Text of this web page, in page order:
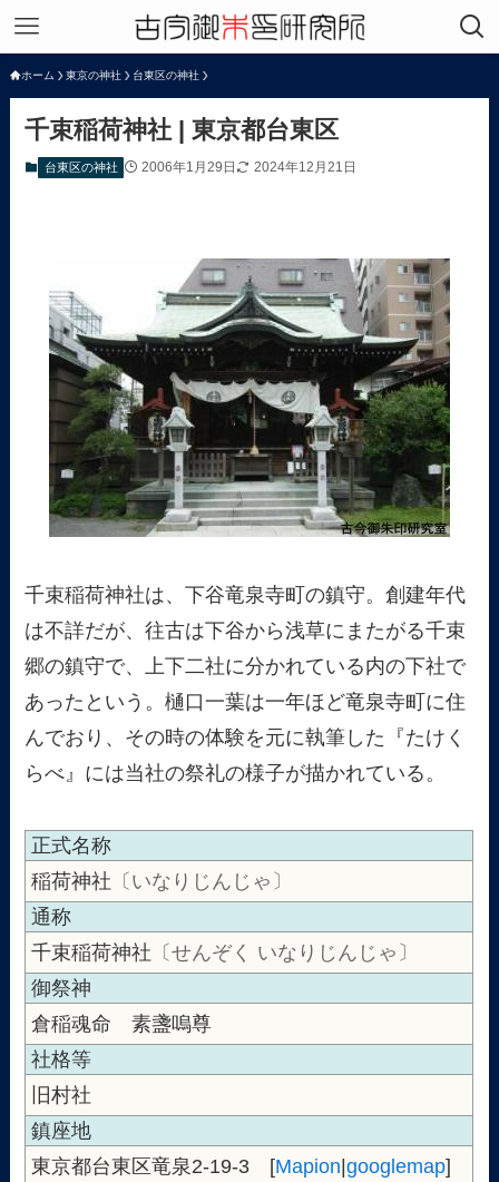
ホーム 東京の神社 台東区の神社
千束稲荷神社 | 東京都台東区
台東区の神社 2006年1月29日 2024年12月21日
千束稲荷神社は、下谷竜泉寺町の鎮守。創建年代
は不詳だが、往古は下谷から浅草にまたがる千束
郷の鎮守で、上下二社に分かれている内の下社で
あったという。樋口一葉は一年ほど竜泉寺町に住
んでおり、その時の体験を元に執筆した『たけく
らべ』には当社の祭礼の様子が描かれている。
正式名称
稲荷神社 〔いなりじんじゃ〕
通称
千束稲荷神社 〔せんぞく いなりじんじゃ〕
御祭神
倉稲魂命 素盞嗚尊
社格等
旧村社
鎮座地
東京都台東区竜泉2-19-3 [Mapion|googlemap]